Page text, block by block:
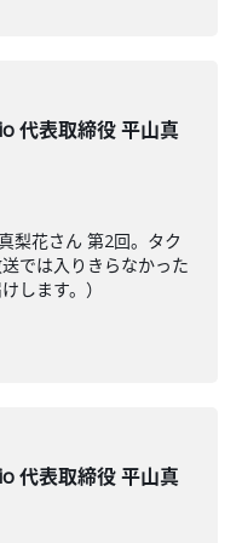
代表取締役 平山真
梨花さん 第2回。タク
では入りきらなかった
します。）
代表取締役 平山真